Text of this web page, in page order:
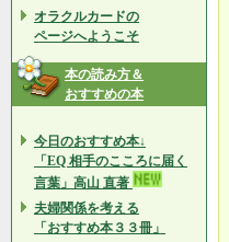
オラクルカードの
ページへようこそ
本の読み方＆
おすすめの本
今日のおすすめ本↓
「EQ 相手のこころに届く
言葉」高山 直著
夫婦関係を考える
「おすすめ本３３冊」